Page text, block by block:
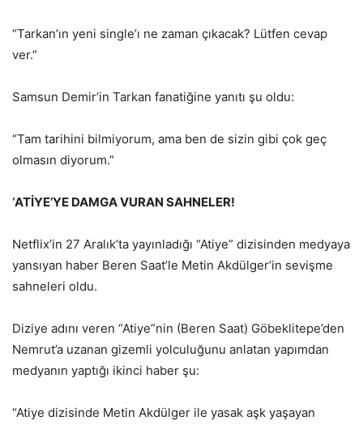
“Tarkan’ın yeni single’ı ne zaman çıkacak? Lütfen cevap
ver.”
Samsun Demir’in Tarkan fanatiğine yanıtı şu oldu:
“Tam tarihini bilmiyorum, ama ben de sizin gibi çok geç
olmasın diyorum.”
‘ATİYE’YE DAMGA VURAN SAHNELER!
Netflix’in 27 Aralık’ta yayınladığı “Atiye” dizisinden medyaya
yansıyan haber Beren Saat’le Metin Akdülger’in sevişme
sahneleri oldu.
Diziye adını veren “Atiye”nin (Beren Saat) Göbeklitepe’den
Nemrut’a uzanan gizemli yolculuğunu anlatan yapımdan
medyanın yaptığı ikinci haber şu:
“Atiye dizisinde Metin Akdülger ile yasak aşk yaşayan